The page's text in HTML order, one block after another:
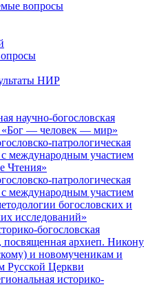
вопросы
НИР
научно-богословская
«Бог — человек — мир»
патрологическая
международным участием
Чтения»
патрологическая
международным участием
богословских и
исследований»
богословская
посвященная архиеп. Никону
и новомученикам и
Русской Церкви
историко-